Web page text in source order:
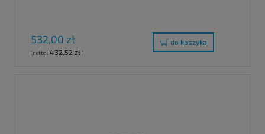
532,00 zł
(netto: 432,52 zł)
do koszyka